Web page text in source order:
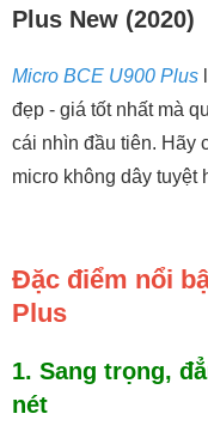
Plus New (2020)
Micro BCE U900 Plus
đẹp - giá tốt nhất mà
cái nhìn đầu tiên. Hãy
micro không dây tuyệt
Đặc điểm nổi
Plus
1. Sang trọng,
nét